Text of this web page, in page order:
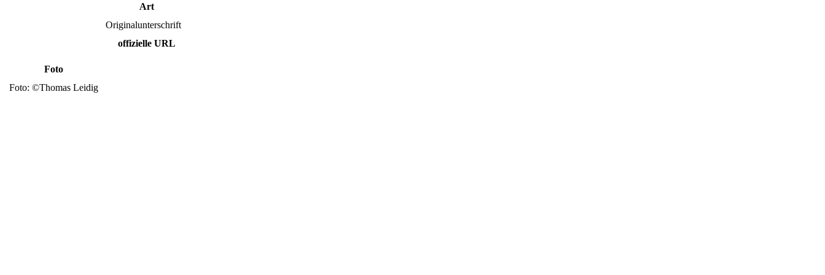
Art
Originalunterschrift
offizielle URL
Foto
Foto: ©Thomas Leidig